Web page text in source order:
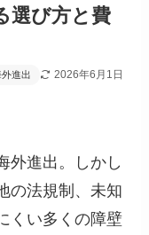
選び方と費
外進出 2026年6月1日
外進出。しかし
の法規制、未知
くい多くの障壁